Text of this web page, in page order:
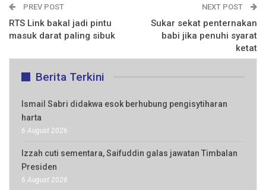
PREV POST
RTS Link bakal jadi pintu
masuk darat paling sibuk
NEXT POST
Sukar sekat penternakan
babi jika penuhi syarat
ketat
Berita Terkini
Ismail Sabri didakwa esok berhubung pengisytiharan
harta
6 August 2026
Izzah cuti sementara, Saifuddin galas jawatan Timbalan
Presiden
6 August 2026